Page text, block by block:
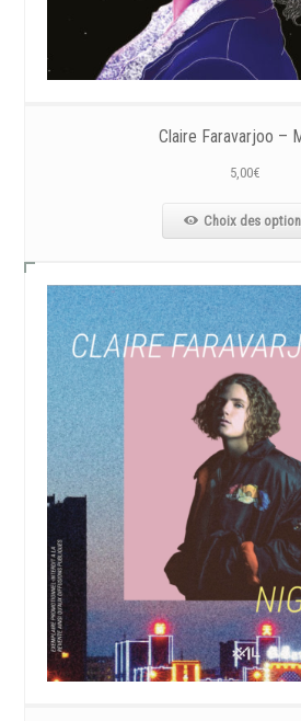
Claire Faravarjoo –
5,00€
Choix des